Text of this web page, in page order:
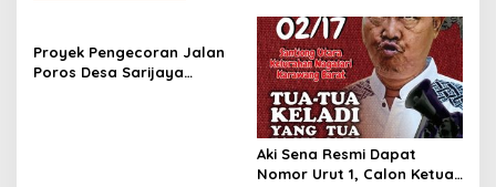
Proyek Pengecoran Jalan
Poros Desa Sarijaya
Aki Sena Resmi Dapat
Nomor Urut 1, Calon Ketua